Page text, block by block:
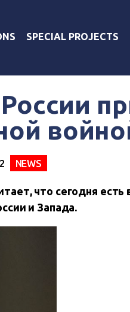
SPECIAL PROJECTS
NEWS
что сегодня есть
и Запада.